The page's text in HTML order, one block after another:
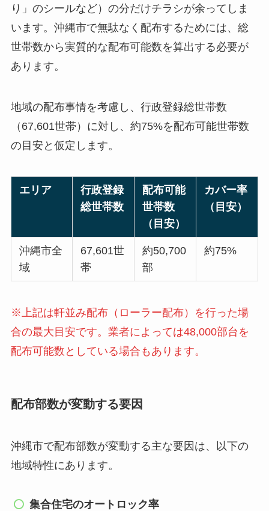
り」のシールなど）の分だけチラシが余ってしま
います。沖縄市で無駄なく配布するためには、総
世帯数から実質的な配布可能数を算出する必要が
あります。
地域の配布事情を考慮し、行政登録総世帯数
（67,601世帯）に対し、約75%を配布可能世帯数
の目安と仮定します。
エリア
行政登録
総世帯数
配布可能
世帯数
（目安）
カバー率
（目安）
沖縄市全
域
67,601世
帯
約50,700
部
約75%
※上記は軒並み配布（ローラー配布）を行った場
合の最大目安です。業者によっては48,000部台を
配布可能数としている場合もあります。
配布部数が変動する要因
沖縄市で配布部数が変動する主な要因は、以下の
地域特性にあります。
集合住宅のオートロック率